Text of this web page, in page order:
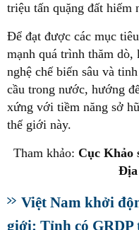
triệu tấn quặng đất hiếm
Để đạt được các mục
mạnh quá trình thăm dò,
nghệ chế biến sâu và
cầu trong nước, hướng
xứng với tiềm năng sở
thế giới này.
Tham khảo: Cục Khảo
Địa
Việt Nam khởi
giới: Tỉnh có GRDP